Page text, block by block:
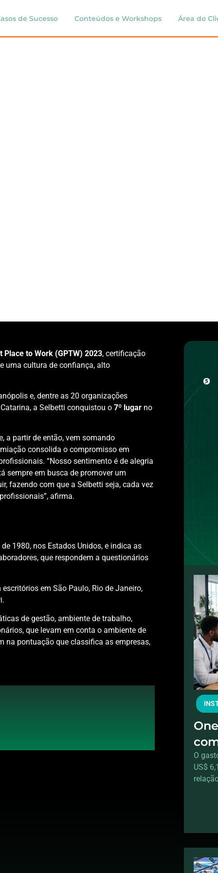
de Sucesso Conteúdos e Workshops Área do
Place to Work (GPTW) 2023, certificação
uma cultura de confiança, alto
e, dentre as 20 organizações
a Selbetti conquistou o 7º lugar no
a partir de então, vem somando
consolida o compromisso em
“Nosso sentimento é de alegria
sempre em busca de promover um
fazendo com que a Selbetti seja, cada vez
afirma.
1980, nos Estados Unidos, e indica as
que respondem a questionários
em São Paulo, Rio de Janeiro,
de gestão, ambiente de trabalho,
que levam em conta o ambiente de
na pontuação que classifica as empresas,
O
US$